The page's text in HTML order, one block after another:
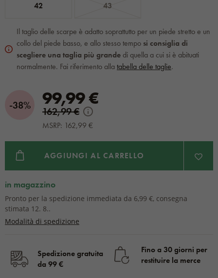
42 43
Il taglio delle scarpe è adatto soprattutto per un piede stretto e un
collo del piede basso, e allo stesso tempo si consiglia di
scegliere una taglia più grande di quella a cui si è abituati
normalmente. Fai riferimento alla tabella delle taglie.
-38% 99,99 €
162,99 €
MSRP: 162,99 €
AGGIUNGI AL CARRELLO
in magazzino
Pronto per la spedizione immediata da 6,99 €, consegna
stimata 12. 8..
Modalità di spedizione
Spedizione gratuita
da 99 €
Fino a 30 giorni per
restituire la merce